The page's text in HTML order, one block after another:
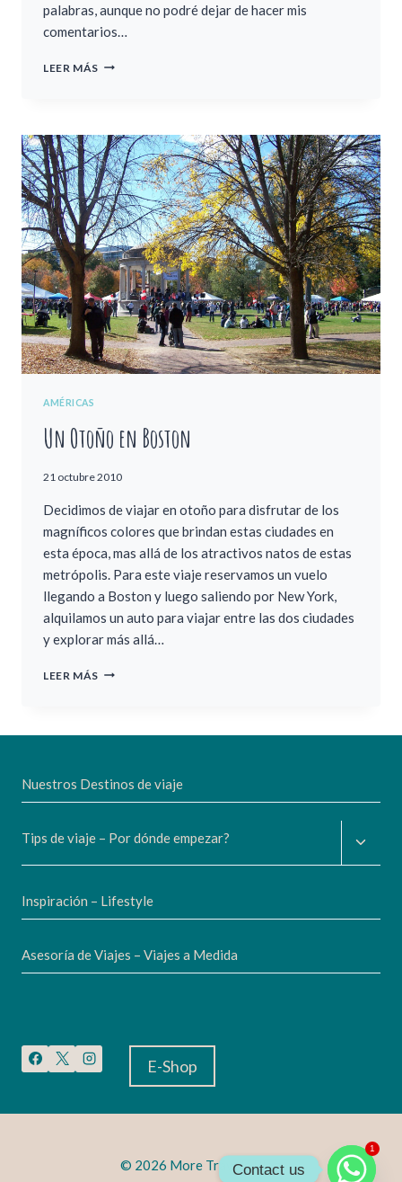
palabras, aunque no podré dejar de hacer mis
comentarios…
LEER MÁS UN
–
PARTE
1
AMÉRICAS
Un Otoño en Boston
21 octubre 2010
Decidimos de viajar en otoño para disfrutar de los
magníficos colores que brindan estas ciudades en
esta época, mas allá de los atractivos natos de estas
metrópolis. Para este viaje reservamos un vuelo
llegando a Boston y luego saliendo por New York,
alquilamos un auto para viajar entre las dos ciudades
y explorar más allá…
LEER MÁS UN
Nuestros Destinos de viaje
Tips de viaje – Por dónde empezar?
Inspiración – Lifestyle
Asesoría de Viajes – Viajes a Medida
E-Shop
© 2026 More Travels Blog
1
Contact us